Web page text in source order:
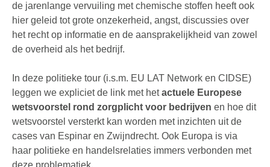
de jarenlange vervuiling met chemische stoffen heeft ook
hier geleid tot grote onzekerheid, angst, discussies over
het recht op informatie en de aansprakelijkheid van zowel
de overheid als het bedrijf.
In deze politieke tour (i.s.m. EU LAT Network en CIDSE)
leggen we expliciet de link met hetactuele Europese
wetsvoorstel rond zorgplicht voor bedrijven en hoe dit
wetsvoorstel versterkt kan worden met inzichten uit de
cases van Espinar en Zwijndrecht. Ook Europa is via
haar politieke en handelsrelaties immers verbonden met
deze problematiek.